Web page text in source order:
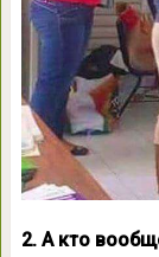
2. А кто